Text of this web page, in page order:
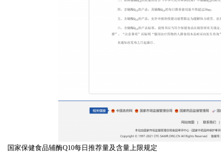
国家保健食品辅酶Q10每日推荐量及含量上限规定